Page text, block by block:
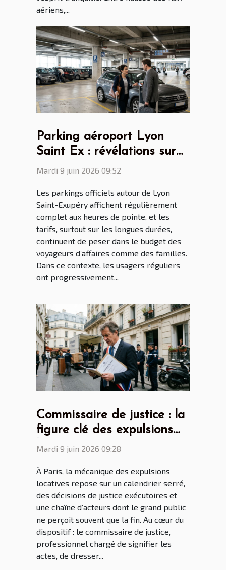
aériens,...
Parking aéroport Lyon
Saint Ex : révélations sur
les attentes des voyageurs
Mardi 9 juin 2026 09:52
Les parkings officiels autour de Lyon
Saint-Exupéry affichent régulièrement
complet aux heures de pointe, et les
tarifs, surtout sur les longues durées,
continuent de peser dans le budget des
voyageurs d’affaires comme des familles.
Dans ce contexte, les usagers réguliers
ont progressivement...
Commissaire de justice : la
figure clé des expulsions
locatives à Paris
Mardi 9 juin 2026 09:28
À Paris, la mécanique des expulsions
locatives repose sur un calendrier serré,
des décisions de justice exécutoires et
une chaîne d’acteurs dont le grand public
ne perçoit souvent que la fin. Au cœur du
dispositif : le commissaire de justice,
professionnel chargé de signifier les
actes, de dresser...